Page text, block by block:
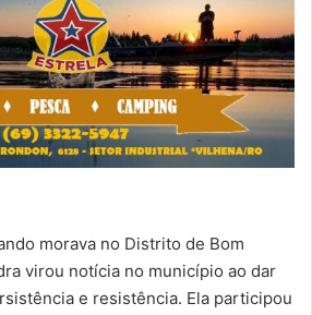
morava no Distrito de Bom
virou notícia no município ao dar
e resistência. Ela participou